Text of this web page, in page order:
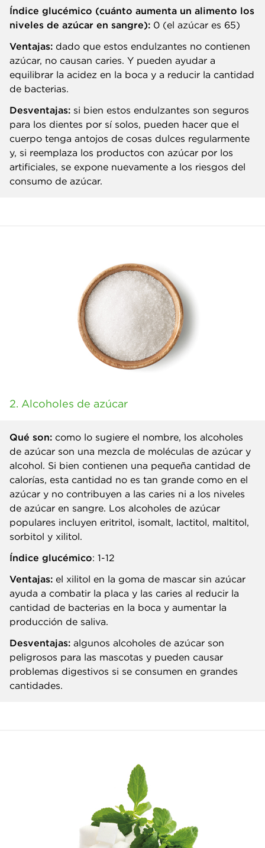
Índice glucémico (cuánto aumenta un alimento los
niveles de azúcar en sangre): 0 (el azúcar es 65)
Ventajas: dado que estos endulzantes no contienen
azúcar, no causan caries. Y pueden ayudar a
equilibrar la acidez en la boca y a reducir la cantidad
de bacterias.
Desventajas: si bien estos endulzantes son seguros
para los dientes por sí solos, pueden hacer que el
cuerpo tenga antojos de cosas dulces regularmente
y, si reemplaza los productos con azúcar por los
artificiales, se expone nuevamente a los riesgos del
consumo de azúcar.
2. Alcoholes de azúcar
Qué son: como lo sugiere el nombre, los alcoholes
de azúcar son una mezcla de moléculas de azúcar y
alcohol. Si bien contienen una pequeña cantidad de
calorías, esta cantidad no es tan grande como en el
azúcar y no contribuyen a las caries ni a los niveles
de azúcar en sangre. Los alcoholes de azúcar
populares incluyen eritritol, isomalt, lactitol, maltitol,
sorbitol y xilitol.
Índice glucémico: 1-12
Ventajas: el xilitol en la goma de mascar sin azúcar
ayuda a combatir la placa y las caries al reducir la
cantidad de bacterias en la boca y aumentar la
producción de saliva.
Desventajas: algunos alcoholes de azúcar son
peligrosos para las mascotas y pueden causar
problemas digestivos si se consumen en grandes
cantidades.